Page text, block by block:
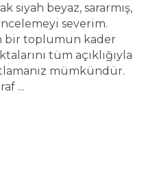
siyah beyaz, sararmış,
severim.
bir toplumun kader
tüm açıklığıyla
mümkündür.
...